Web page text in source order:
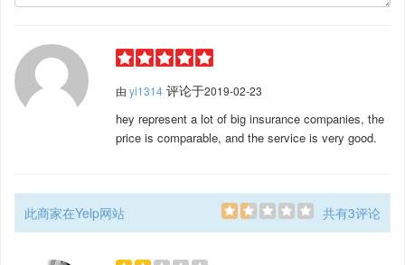
由 yi1314评论于2019-02-23
hey represent a lot of big insurance companies, the
price is comparable, and the service is very good.
此商家在Yelp网站 共有3评论